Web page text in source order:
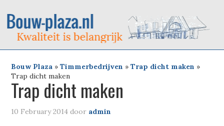
Bouw Plaza »Timmerbedrijven »Trap dicht maken »
Trap dicht maken
Trap dicht maken
10 February 2014 door admin